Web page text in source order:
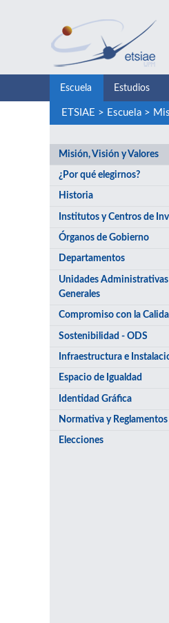
Escuela Estudios
ETSIAE > Escuela>
Misión, Visión y Valores
¿Por qué elegirnos?
Historia
Institutos y Centros de
Órganos de Gobierno
Departamentos
Unidades
Generales
Compromiso con la
Sostenibilidad - ODS
Infraestructura e
Espacio de Igualdad
Identidad Gráfica
Normativa y Reglamentos
Elecciones